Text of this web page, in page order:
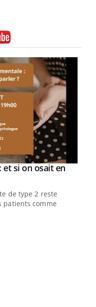
et si on osait en
de type 2 reste
patients comme